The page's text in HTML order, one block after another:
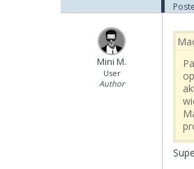
Mini M.
User
Author